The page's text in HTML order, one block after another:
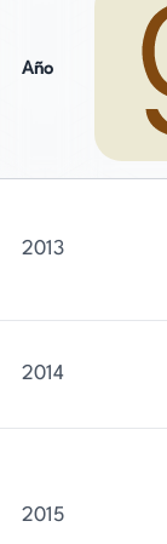
Año
2013
2014
2015